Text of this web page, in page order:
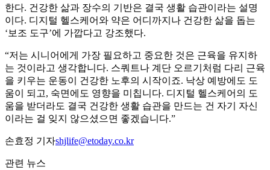
한다. 건강한 삶과 장수의 기반은 결국 생활 습관이라는 설명
이다. 디지털 헬스케어와 약은 어디까지나 건강한 삶을 돕는
‘보조 도구’에 가깝다고 강조했다.
“저는 시니어에게 가장 필요하고 중요한 것은 근육을 유지하
는 것이라고 생각합니다. 스쿼트나 계단 오르기처럼 다리 근육
을 키우는 운동이 건강한 노후의 시작이죠. 낙상 예방에도 도
움이 되고, 숙면에도 영향을 미칩니다. 디지털 헬스케어의 도
움을 받더라도 결국 건강한 생활 습관을 만드는 건 자기 자신
이라는 걸 잊지 않으셨으면 좋겠습니다.”
손효정 기자shjlife@etoday.co.kr
관련 뉴스